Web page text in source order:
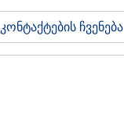
კონტაქტების ჩვენება